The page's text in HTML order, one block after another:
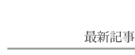
最新記事